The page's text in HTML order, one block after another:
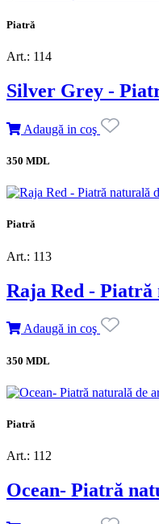
Piatră
Art.: 114
Silver Grey -
Adaugă in coş
350 MDL
Piatră
Art.: 113
Raja Red - Piatră
Adaugă in coş
350 MDL
Piatră
Art.: 112
Ocean- Piatră